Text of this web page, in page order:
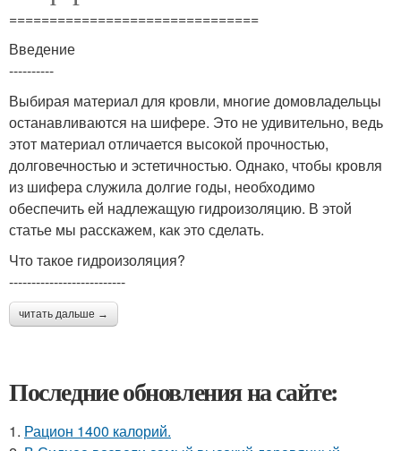
===============================
Введение
----------
Выбирая материал для кровли, многие домовладельцы
останавливаются на шифере. Это не удивительно, ведь
этот материал отличается высокой прочностью,
долговечностью и эстетичностью. Однако, чтобы кровля
из шифера служила долгие годы, необходимо
обеспечить ей надлежащую гидроизоляцию. В этой
статье мы расскажем, как это сделать.
Что такое гидроизоляция?
--------------------------
читать дальше →
Последние обновления на сайте:
1. Рацион 1400 калорий.